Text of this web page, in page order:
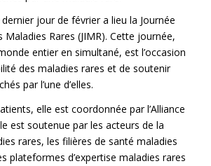
jour de février a lieu la Journée
Rares (JIMR). Cette journée,
entier en simultané, est l’occasion
des maladies rares et de soutenir
par l’une d’elles.
elle est coordonnée par l’Alliance
est soutenue par les acteurs de la
rares, les filières de santé maladies
plateformes d’expertise maladies rares